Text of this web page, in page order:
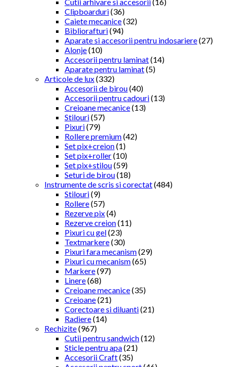
Clipboarduri(36)
Caiete mecanice(32)
Bibliorafturi(94)
Aparate si accesorii pentru indosariere(27)
Alonje(10)
Accesorii pentru laminat(14)
Aparate pentru laminat(5)
Articole de lux(332)
Accesorii de birou(40)
Accesorii pentru cadouri(13)
Creioane mecanice(13)
Stilouri(57)
Pixuri(79)
Rollere premium(42)
Set pix+creion(1)
Set pix+roller(10)
Set pix+stilou(59)
Seturi de birou(18)
Instrumente de scris si corectat(484)
Stilouri(9)
Rollere(57)
Rezerve pix(4)
Rezerve creion(11)
Pixuri cu gel(23)
Textmarkere(30)
Pixuri fara mecanism(29)
Pixuri cu mecanism(65)
Markere(97)
Linere(68)
Creioane mecanice(35)
Creioane(21)
Corectoare si diluanti(21)
Radiere(14)
Rechizite(967)
Cutii pentru sandwich(12)
Sticle pentru apa(21)
Accesorii Craft(35)